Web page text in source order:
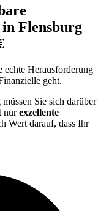
Flensburg
echte Herausforderung
geht.
Sie sich darüber
nurexzellente
Wert darauf, dass Ihr